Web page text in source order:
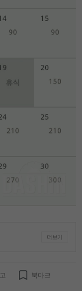
더보기
북마크